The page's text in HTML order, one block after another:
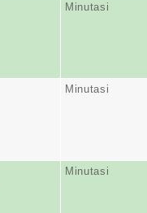
Minutasi
Minutasi
Minutasi